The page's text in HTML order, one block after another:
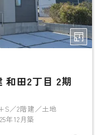
和田2丁目 2期
／2階建／土地
年12月築